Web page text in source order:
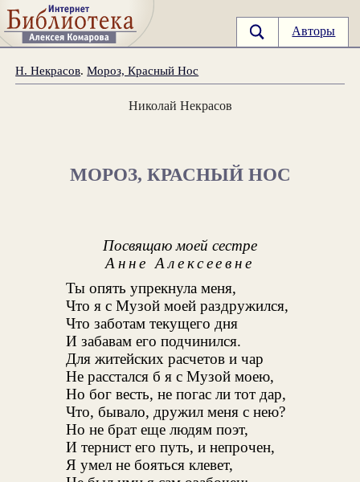
Авторы
Н. Некрасов.Мороз, Красный Нос
Николай Некрасов
МОРОЗ, КРАСНЫЙ НОС
Посвящаю моей сестре
Анне Алексеевне
Ты опять упрекнула меня,
Что я с Музой моей раздружился,
Что заботам текущего дня
И забавам его подчинился.
Для житейских расчетов и чар
Не расстался б я с Музой моею,
Но бог весть, не погас ли тот дар,
Что, бывало, дружил меня с нею?
Но не брат еще людям поэт,
И тернист его путь, и непрочен,
Я умел не бояться клевет,